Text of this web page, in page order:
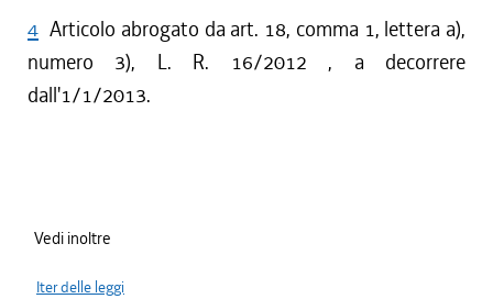
4 Articolo abrogato da art. 18, comma 1, lettera a),
numero 3), L. R. 16/2012 , a decorrere
dall'1/1/2013.
Vedi inoltre
Iter delle leggi